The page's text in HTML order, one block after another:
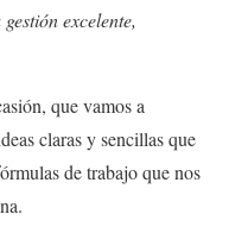
excelente,
que vamos a
claras y sencillas que
de trabajo que nos